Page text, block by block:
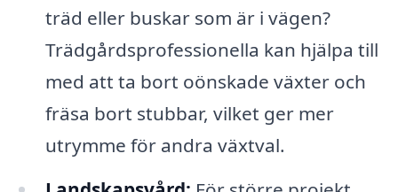
träd eller buskar som är i vägen?
Trädgårdsprofessionella kan hjälpa till
med att ta bort oönskade växter och
fräsa bort stubbar, vilket ger mer
utrymme för andra växtval.